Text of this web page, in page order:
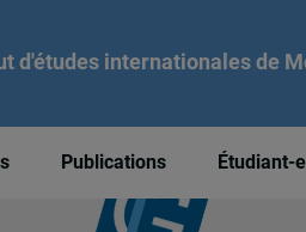
d'études internationales de
Publications Étudiant-